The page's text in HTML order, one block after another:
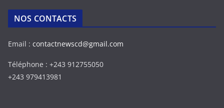
NOS CONTACTS
Email : contactnewscd@gmail.com
Téléphone : +243 912755050
+243 979413981